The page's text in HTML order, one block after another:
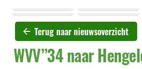
Terug naar nieuwsoverzicht
WVV”34 naar